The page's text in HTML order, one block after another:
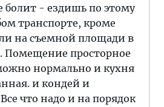
болит - ездишь по этому
транспорте, кроме
на съемной площади в
Помещение просторное
нормально и кухня
и кондей и
что надо и на порядок